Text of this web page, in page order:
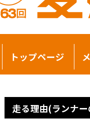
トップページ
走る理由(ランナ